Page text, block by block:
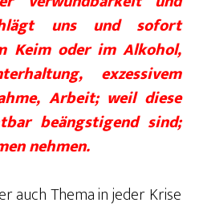
uns und sofort
Keim oder im Alkohol,
exzessivem
Arbeit; weil diese
beängstigend sind;
nehmen.
auch Thema in jeder Krise